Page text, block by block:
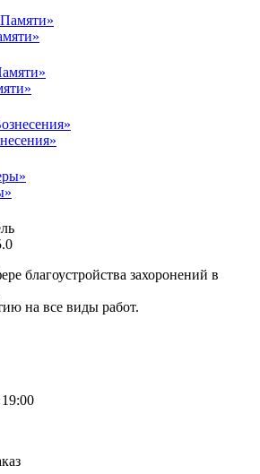
благоустройства захоронений в
на все виды работ.